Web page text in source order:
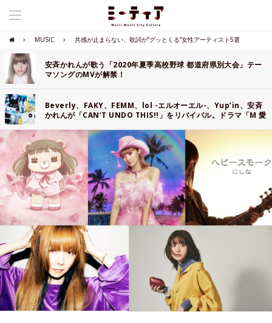
MUSIC 共感が止まらない、歌詞が“グッとくる”女性アーティスト5選
安斉かれんが歌う「2020年夏季高校野球 都道府県別大会」テー
マソングのMVが解禁！
Beverly、FAKY、FEMM、lol -エルオーエル-、Yup’in、安斉
かれんが「CAN’T UNDO THIS!!」をリバイバル。ドラマ「M 愛